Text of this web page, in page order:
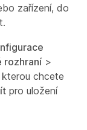
zařízení, do
rozhraní >
chcete
pro uložení